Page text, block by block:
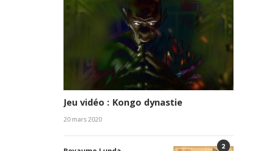
Jeu vidéo : Kongo dynastie
20 mars 2020
2